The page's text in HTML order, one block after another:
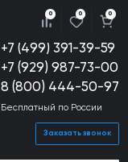
+7 (499) 391-39-59
+7 (929) 987-73-00
8 (800) 444-50-97
Бесплатный по России
Заказать звонок
0 0 0